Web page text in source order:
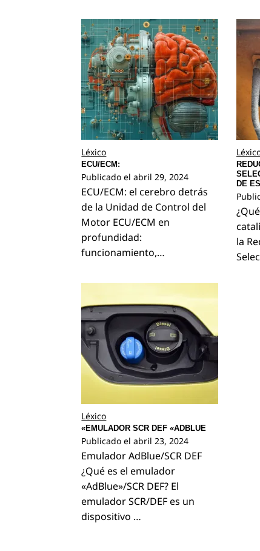
Léxico
ECU/ECM:
Publicado elabril 29, 2024
ECU/ECM: el cerebro detrás
de la Unidad de Control del
Motor ECU/ECM en
profundidad:
funcionamiento,…
DE
la
Léxico
«EMULADOR SCR DEF «ADBLUE
Publicado elabril 23, 2024
Emulador AdBlue/SCR DEF
¿Qué es el emulador
«AdBlue»/SCR DEF? El
emulador SCR/DEF es un
dispositivo …